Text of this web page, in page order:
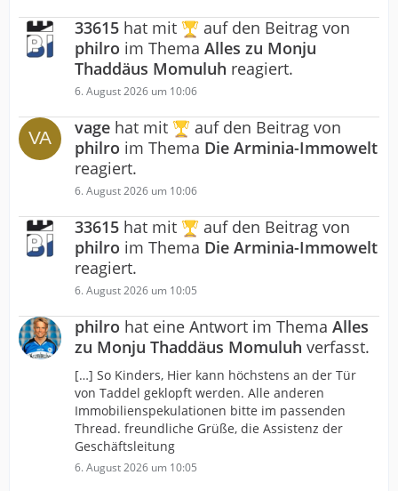
33615 hat mit
auf den Beitrag von
philro im Thema Alles zu Monju
Thaddäus Momuluh reagiert.
6. August 2026 um 10:06
vage hat mit
auf den Beitrag von
philro im Thema Die Arminia-Immowelt
reagiert.
6. August 2026 um 10:06
33615 hat mit
auf den Beitrag von
philro im Thema Die Arminia-Immowelt
reagiert.
6. August 2026 um 10:05
philro hat eine Antwort im Thema Alles
zu Monju Thaddäus Momuluh verfasst.
[…] So Kinders, Hier kann höchstens an der Tür
von Taddel geklopft werden. Alle anderen
Immobilienspekulationen bitte im passenden
Thread. freundliche Grüße, die Assistenz der
Geschäftsleitung
6. August 2026 um 10:05